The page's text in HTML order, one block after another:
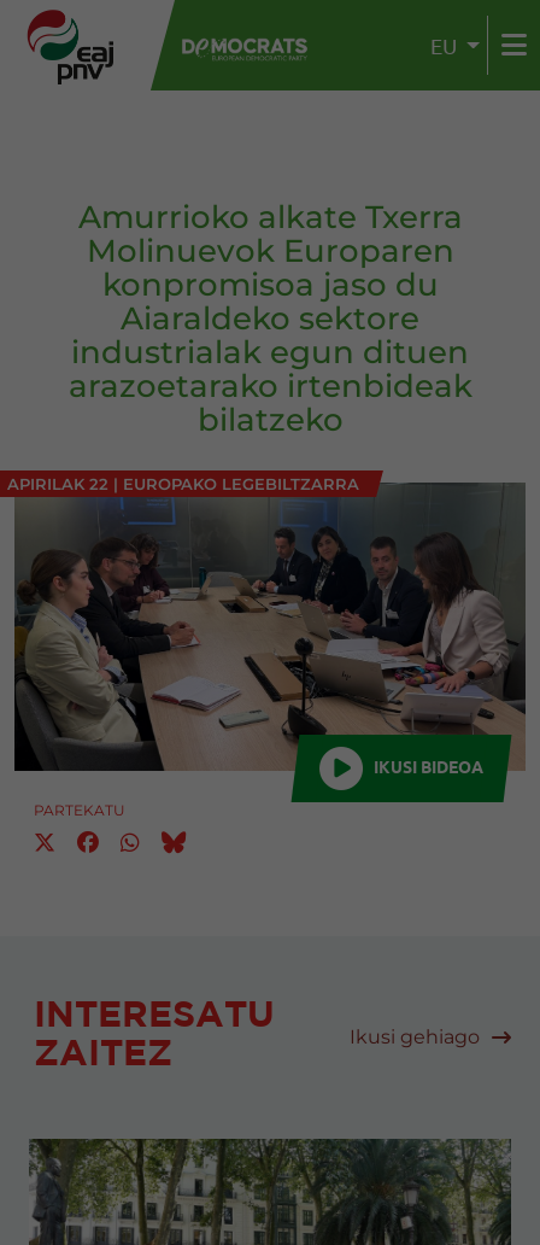
EU
Amurrioko alkate Txerra
Molinuevok Europaren
konpromisoa jaso du
Aiaraldeko sektore
industrialak egun dituen
arazoetarako irtenbideak
bilatzeko
APIRILAK 22 | EUROPAKO LEGEBILTZARRA
IKUSI BIDEOA
PARTEKATU
INTERESATU
ZAITEZ
Ikusi gehiago